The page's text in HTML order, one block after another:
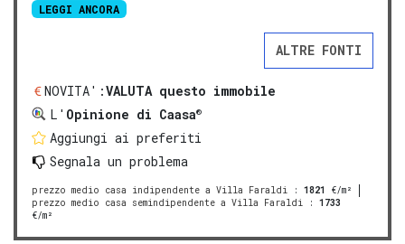
LEGGI ANCORA
ALTRE FONTI
NOVITA':VALUTA questo immobile
L' Opinione di Caasa®
Aggiungi ai preferiti
Segnala un problema
prezzo medio casa indipendente a Villa Faraldi : 1821
€/m²
prezzo medio casa semindipendente a Villa Faraldi : 1733
€/m²